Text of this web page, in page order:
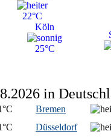
22°C
Köln
25°C
in
°C
Bremen
°C
Düsseldorf